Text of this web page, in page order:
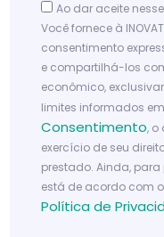
Le
ia
m
s
Ao dar aceite
Você fornece à
consentimento
e compartilhá-los
econômico,
limites informados
Consentimento, o
exercício de seu
prestado. Ainda,
está de acordo com
Política de